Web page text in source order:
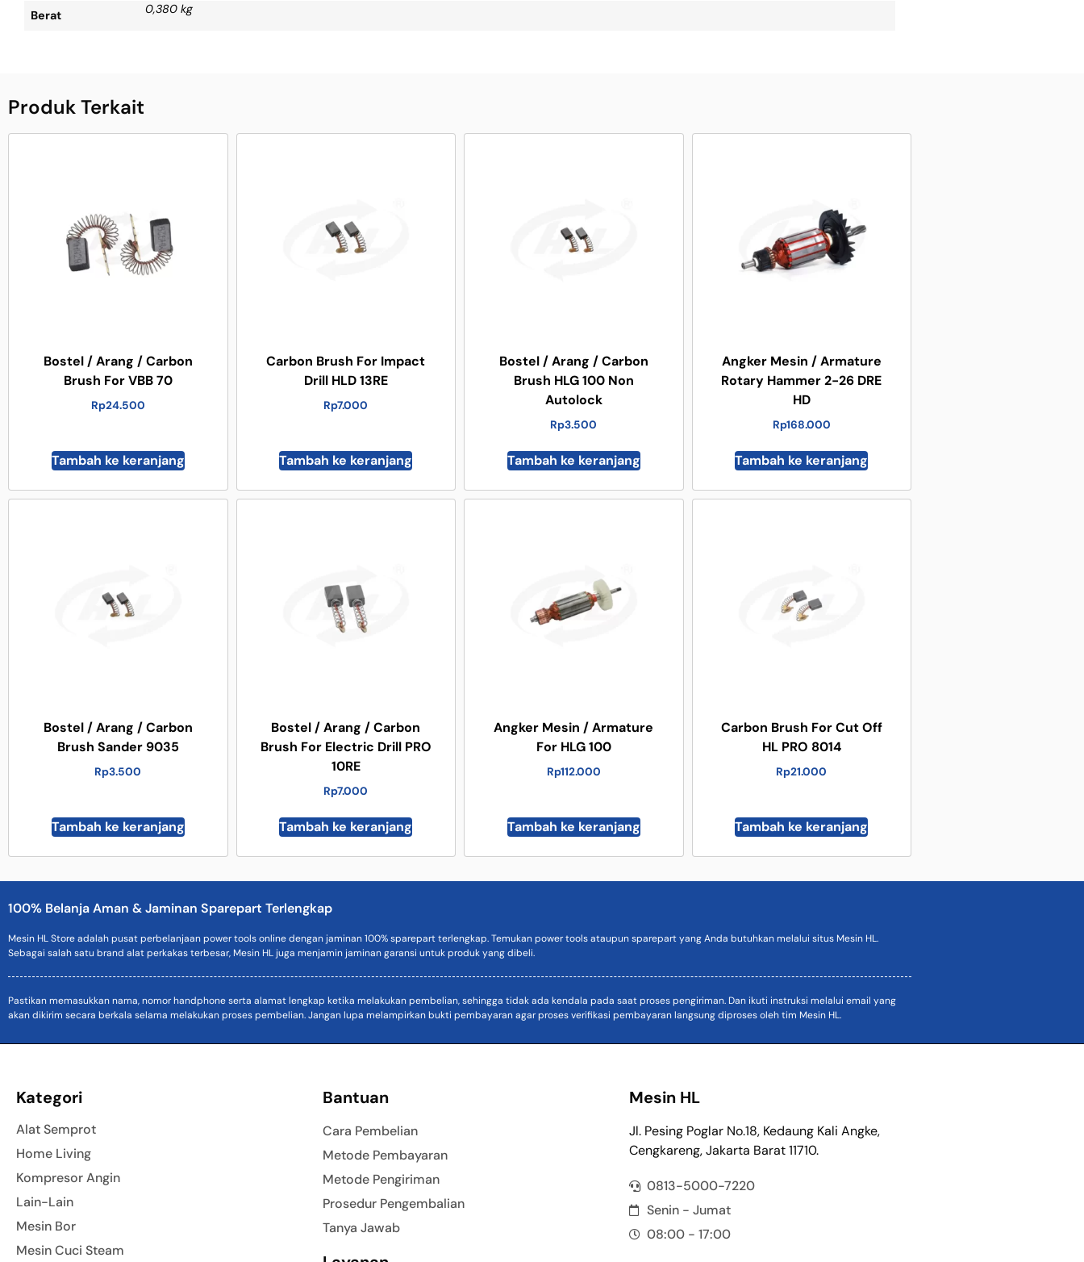
Berat 0,380 kg
Produk Terkait
Bostel / Arang / Carbon
Brush For VBB 70
Rp24.500
Tambah ke keranjang
Carbon Brush For Impact
Drill HLD 13RE
Rp7.000
Tambah ke keranjang
Bostel / Arang / Carbon
Brush HLG 100 Non
Autolock
Rp3.500
Tambah ke keranjang
Angker Mesin / Armature
Rotary Hammer 2-26 DRE
HD
Rp168.000
Tambah ke keranjang
Bostel / Arang / Carbon
Brush Sander 9035
Rp3.500
Tambah ke keranjang
Bostel / Arang / Carbon
Brush For Electric Drill PRO
10RE
Rp7.000
Tambah ke keranjang
Angker Mesin / Armature
For HLG 100
Rp112.000
Tambah ke keranjang
Carbon Brush For Cut Off
HL PRO 8014
Rp21.000
Tambah ke keranjang
100% Belanja Aman & Jaminan Sparepart Terlengkap
Mesin HL Store adalah pusat perbelanjaan power tools online dengan jaminan 100% sparepart terlengkap. Temukan power tools ataupun sparepart yang Anda butuhkan melalui situs Mesin HL.
Sebagai salah satu brand alat perkakas terbesar, Mesin HL juga menjamin jaminan garansi untuk produk yang dibeli.
Pastikan memasukkan nama, nomor handphone serta alamat lengkap ketika melakukan pembelian, sehingga tidak ada kendala pada saat proses pengiriman. Dan ikuti instruksi melalui email yang
akan dikirim secara berkala selama melakukan proses pembelian. Jangan lupa melampirkan bukti pembayaran agar proses verifikasi pembayaran langsung diproses oleh tim Mesin HL.
Kategori
Alat Semprot
Home Living
Kompresor Angin
Lain-Lain
Mesin Bor
Mesin Cuci Steam
Bantuan
Cara Pembelian
Metode Pembayaran
Metode Pengiriman
Prosedur Pengembalian
Tanya Jawab
Mesin HL
Jl. Pesing Poglar No.18, Kedaung Kali Angke,
Cengkareng, Jakarta Barat 11710.
0813-5000-7220
Senin - Jumat
08:00 - 17:00